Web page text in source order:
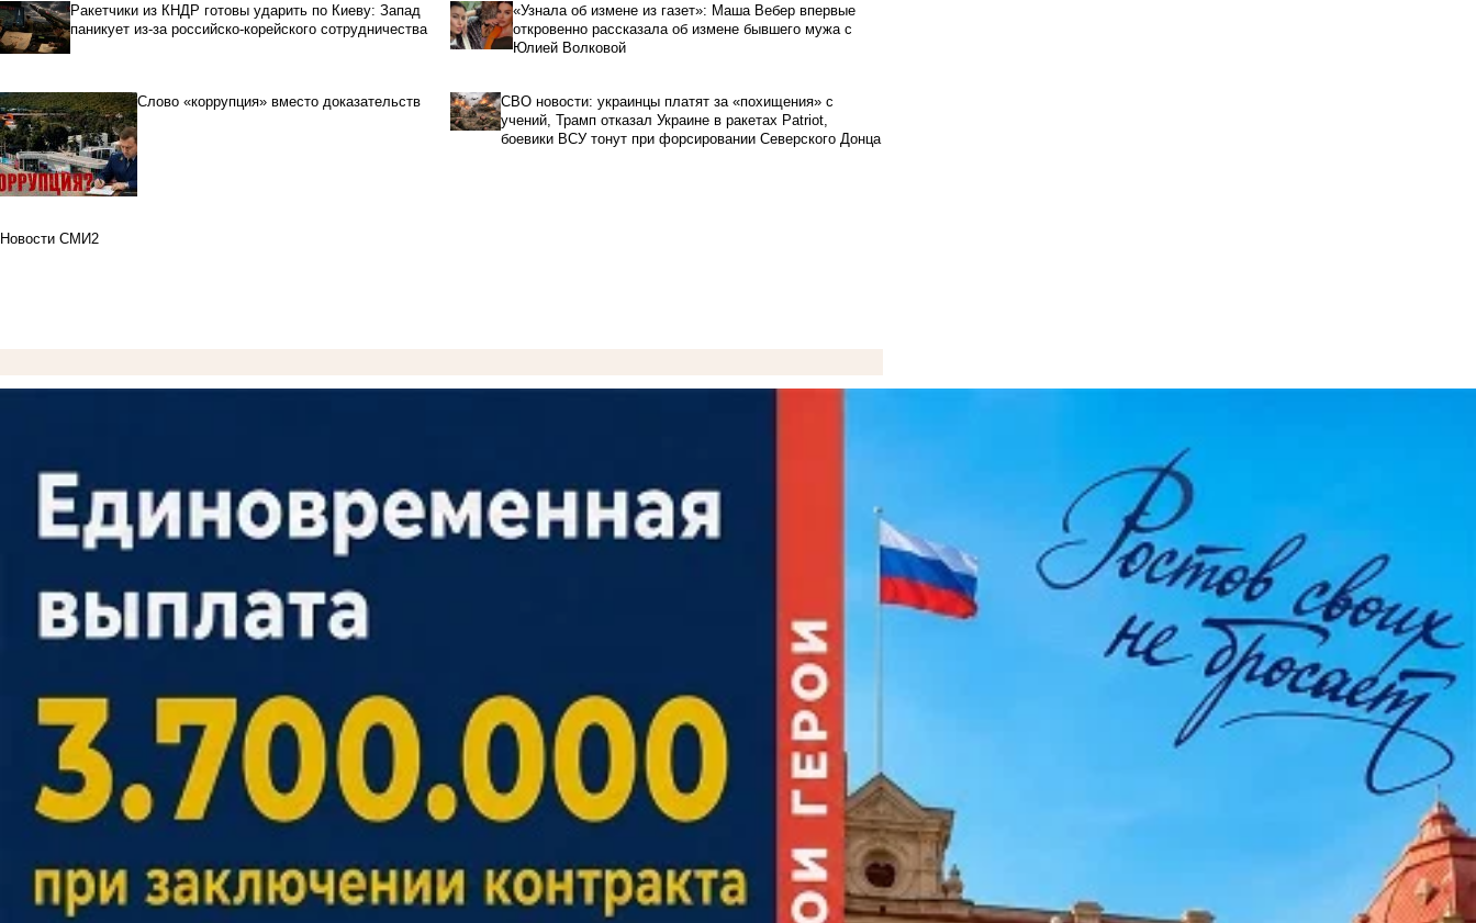
Ракетчики из КНДР готовы ударить по Киеву: Запад
паникует из-за российско-корейского сотрудничества
«Узнала об измене из газет»: Маша Вебер впервые
откровенно рассказала об измене бывшего мужа с
Юлией Волковой
Слово «коррупция» вместо доказательств
СВО новости: украинцы платят за «похищения» с
учений, Трамп отказал Украине в ракетах Patriot,
боевики ВСУ тонут при форсировании Северского Донца
Новости СМИ2